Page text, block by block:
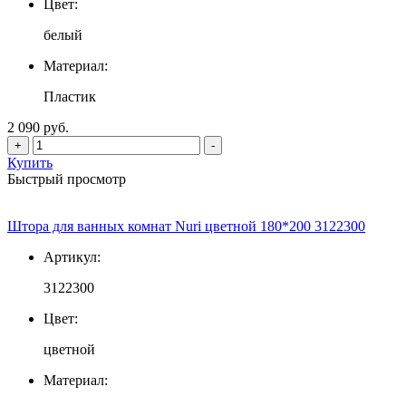
Цвет:
белый
Материал:
Пластик
2 090 руб.
+ -
Купить
Быстрый просмотр
Штора для ванных комнат Nuri цветной 180*200 3122300
Артикул:
3122300
Цвет:
цветной
Материал: